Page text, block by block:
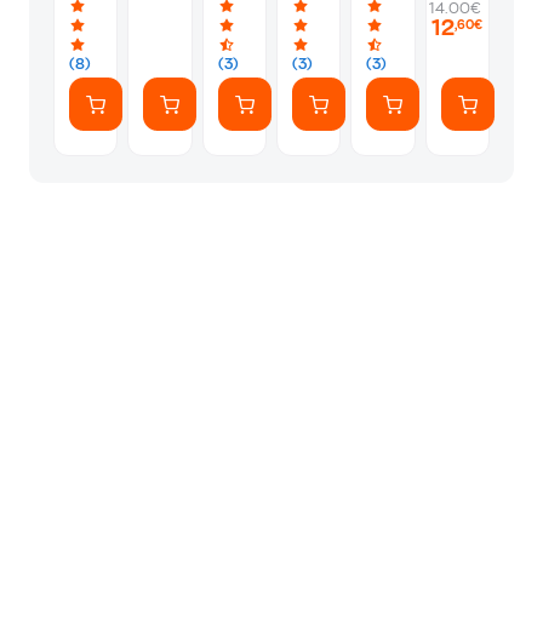
Color
Change
Wings
And
Outfit
(8)
(JDM72)
(3) (3) (3)
14.00€
12,60€